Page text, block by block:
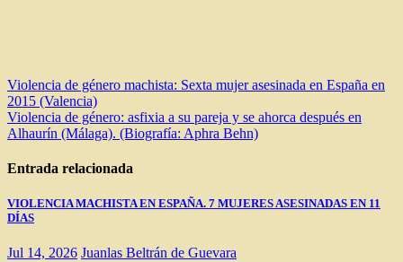
Navegación
de
entradas
Violencia de género machista: Sexta mujer asesinada en España en
2015 (Valencia)
Violencia de género: asfixia a su pareja y se ahorca después en
Alhaurín (Málaga). (Biografía: Aphra Behn)
Entrada relacionada
VIOLENCIA MACHISTA EN ESPAÑA. 7 MUJERES ASESINADAS EN 11
DÍAS
Jul 14, 2026 Juanlas Beltrán de Guevara